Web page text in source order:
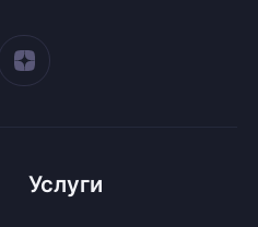
Услуги